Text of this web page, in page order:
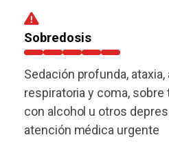
Sobredosis
Sedación profunda,
respiratoria y coma,
con alcohol u otros
atención médica urgente